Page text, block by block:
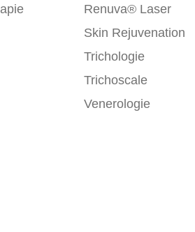
Renuva® Laser
Skin Rejuvenation
Trichologie
Trichoscale
Venerologie